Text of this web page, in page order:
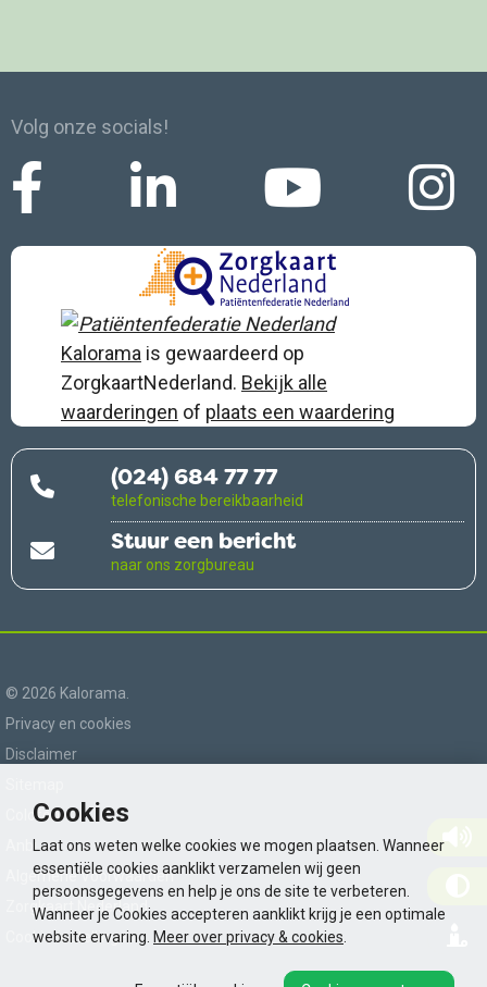
Cookies
Laat ons weten welke cookies we mogen plaatsen. Wanneer
essentiële cookies aanklikt verzamelen wij geen
persoonsgegevens en help je ons de site te verbeteren.
Wanneer je Cookies accepteren aanklikt krijg je een optimale
website ervaring. Meer over privacy & cookies
Volg onze socials!
Kalorama is gewaardeerd op
ZorgkaartNederland. Bekijk alle
waarderingen of plaats een waardering
(024) 684 77 77
telefonische bereikbaarheid
Stuur een bericht
naar ons zorgbureau
© 2026 Kalorama.
Privacy en cookies
Disclaimer
Colofon
Anbi
Algemene Voorwaarden
Zorgkaart Nederland
Cookie-instellingen